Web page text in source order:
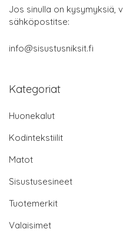
Jos sinulla on kysymyksiä,
sähköpostitse:
info@sisustusniksit.fi
Kategoriat
Huonekalut
Kodintekstiilit
Matot
Sisustusesineet
Tuotemerkit
Valaisimet